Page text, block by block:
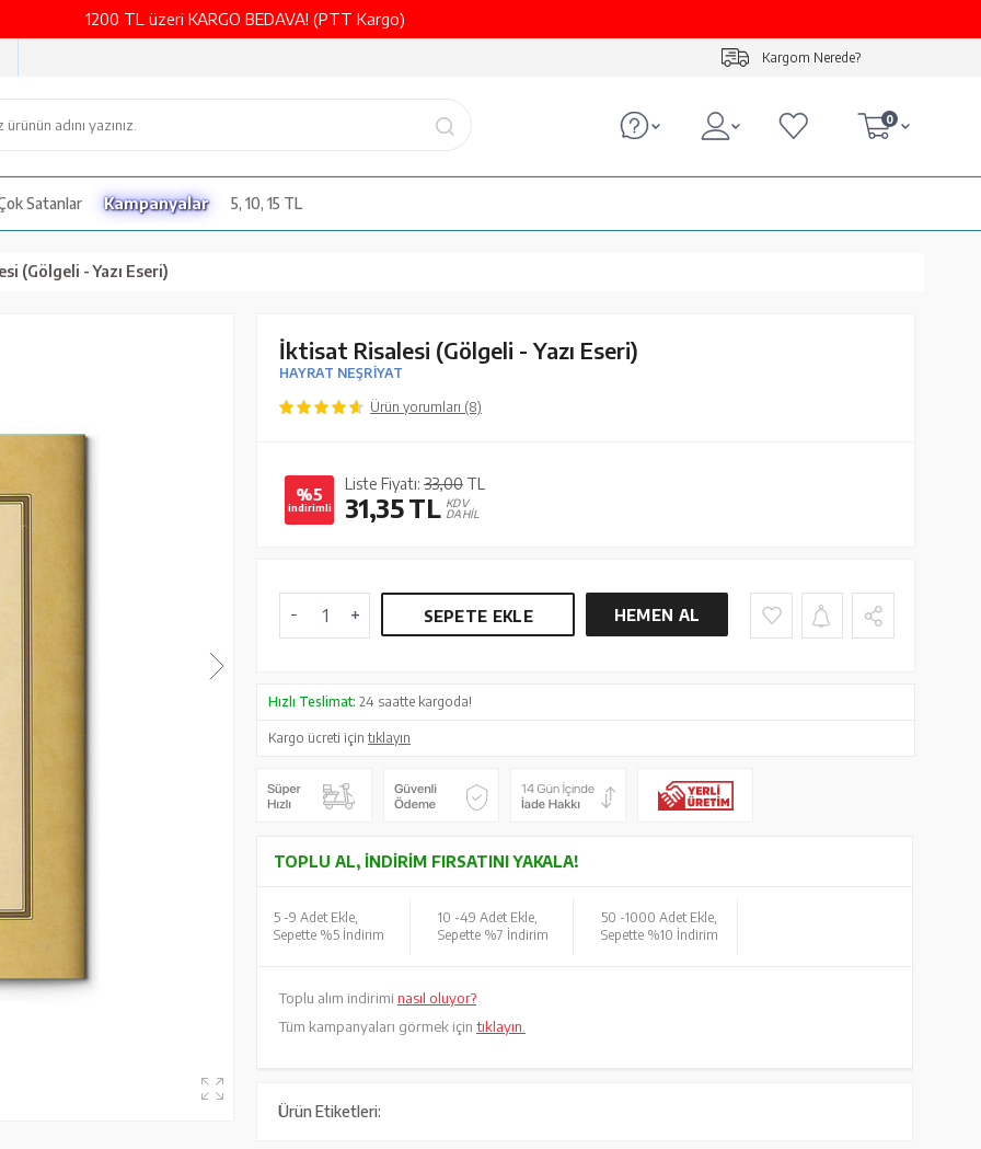
1200 TL üzeri KARGO BEDAVA! (PTT Kargo)
Kargom Nerede?
0
Satanlar Kampanyalar 5, 10, 15 TL
(Gölgeli - Yazı Eseri)
İktisat Risalesi (Gölgeli - Yazı Eseri)
HAYRAT NEŞRİYAT
Ürün yorumları (8)
%5
indirimli
Liste Fiyatı: 33,00 TL
31,35TL KDV
DAHİL
SEPETE EKLE HEMEN AL
Hızlı Teslimat: 24 saatte kargoda!
Kargo ücreti içintıklayın
TOPLU AL, İNDIRIM FIRSATINI YAKALA!
5 -9 Adet Ekle,
Sepette %5 İndirim
10 -49 Adet Ekle,
Sepette %7 İndirim
50 -1000 Adet Ekle,
Sepette %10 İndirim
Toplu alım indirimi nasıl oluyor?
Tüm kampanyaları görmek için tıklayın.
Ürün Etiketleri: